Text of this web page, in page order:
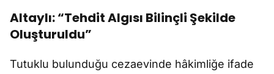
Altaylı: “Tehdit Algısı Bilinçli Şekilde
Oluşturuldu”
Tutuklu bulunduğu cezaevinde hâkimliğe ifade